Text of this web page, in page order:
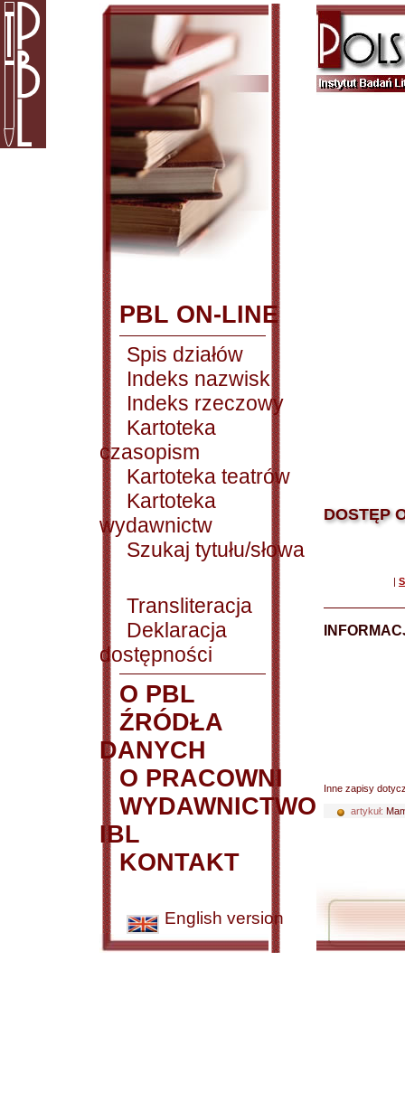
PBL ON-LINE
Spis działów
Indeks nazwisk
Indeks rzeczowy
Kartoteka
czasopism
Kartoteka teatrów
Kartoteka
wydawnictw
Szukaj tytułu/słowa
Transliteracja
Deklaracja
dostępności
O PBL
ŹRÓDŁA
DANYCH
O PRACOWNI
WYDAWNICTWO
IBL
KONTAKT
English version
DOSTĘP
|
Inne zapisy
artykuł: